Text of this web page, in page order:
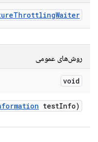
ThrottlingWaiter
روش‌های عمومی
void
testInfo)